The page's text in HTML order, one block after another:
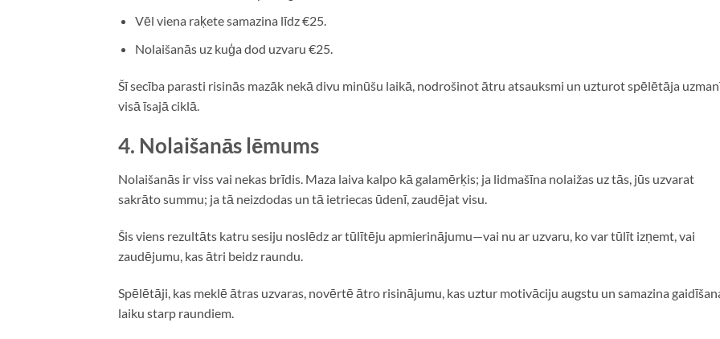
Vēl viena raķete samazina līdz €25.
Nolaišanās uz kuģa dod uzvaru €25.
Šī secība parasti risinās mazāk nekā divu minūšu laikā, nodrošinot ātru atsauksmi un uzturot spēlētāja
visā īsajā ciklā.
4. Nolaišanās lēmums
Nolaišanās ir viss vai nekas brīdis. Maza laiva kalpo kā galamērķis; ja lidmašīna nolaižas uz tās, jūs uzvarat
sakrāto summu; ja tā neizdodas un tā ietriecas ūdenī, zaudējat visu.
Šis viens rezultāts katru sesiju noslēdz ar tūlītēju apmierinājumu—vai nu ar uzvaru, ko var tūlīt izņemt, vai
zaudējumu, kas ātri beidz raundu.
Spēlētāji, kas meklē ātras uzvaras, novērtē ātro risinājumu, kas uztur motivāciju augstu un samazina
laiku starp raundiem.